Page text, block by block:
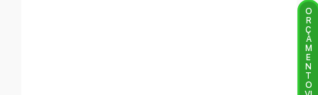
O
R
Ç
A
M
E
N
T
O